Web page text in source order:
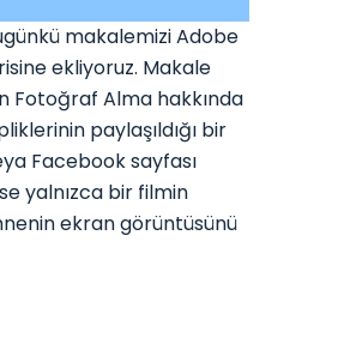
makalemizi Adobe
ekliyoruz. Makale
Fotoğraf Alma hakkında
paylaşıldığı bir
Facebook sayfası
yalnızca bir filmin
ekran görüntüsünü